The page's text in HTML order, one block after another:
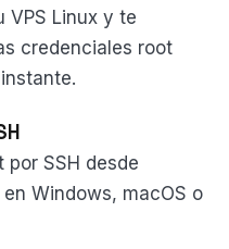
VPS Linux y te
credenciales root
SSH desde
Windows, macOS o